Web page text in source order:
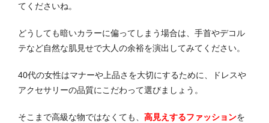
てくださいね。
どうしても暗いカラーに偏ってしまう場合は、手首やデコル
テなど自然な肌見せで大人の余裕を演出してみてください。
40代の女性はマナーや上品さを大切にするために、ドレスや
アクセサリーの品質にこだわって選びましょう。
そこまで高級な物ではなくても、 高見えするファッションを